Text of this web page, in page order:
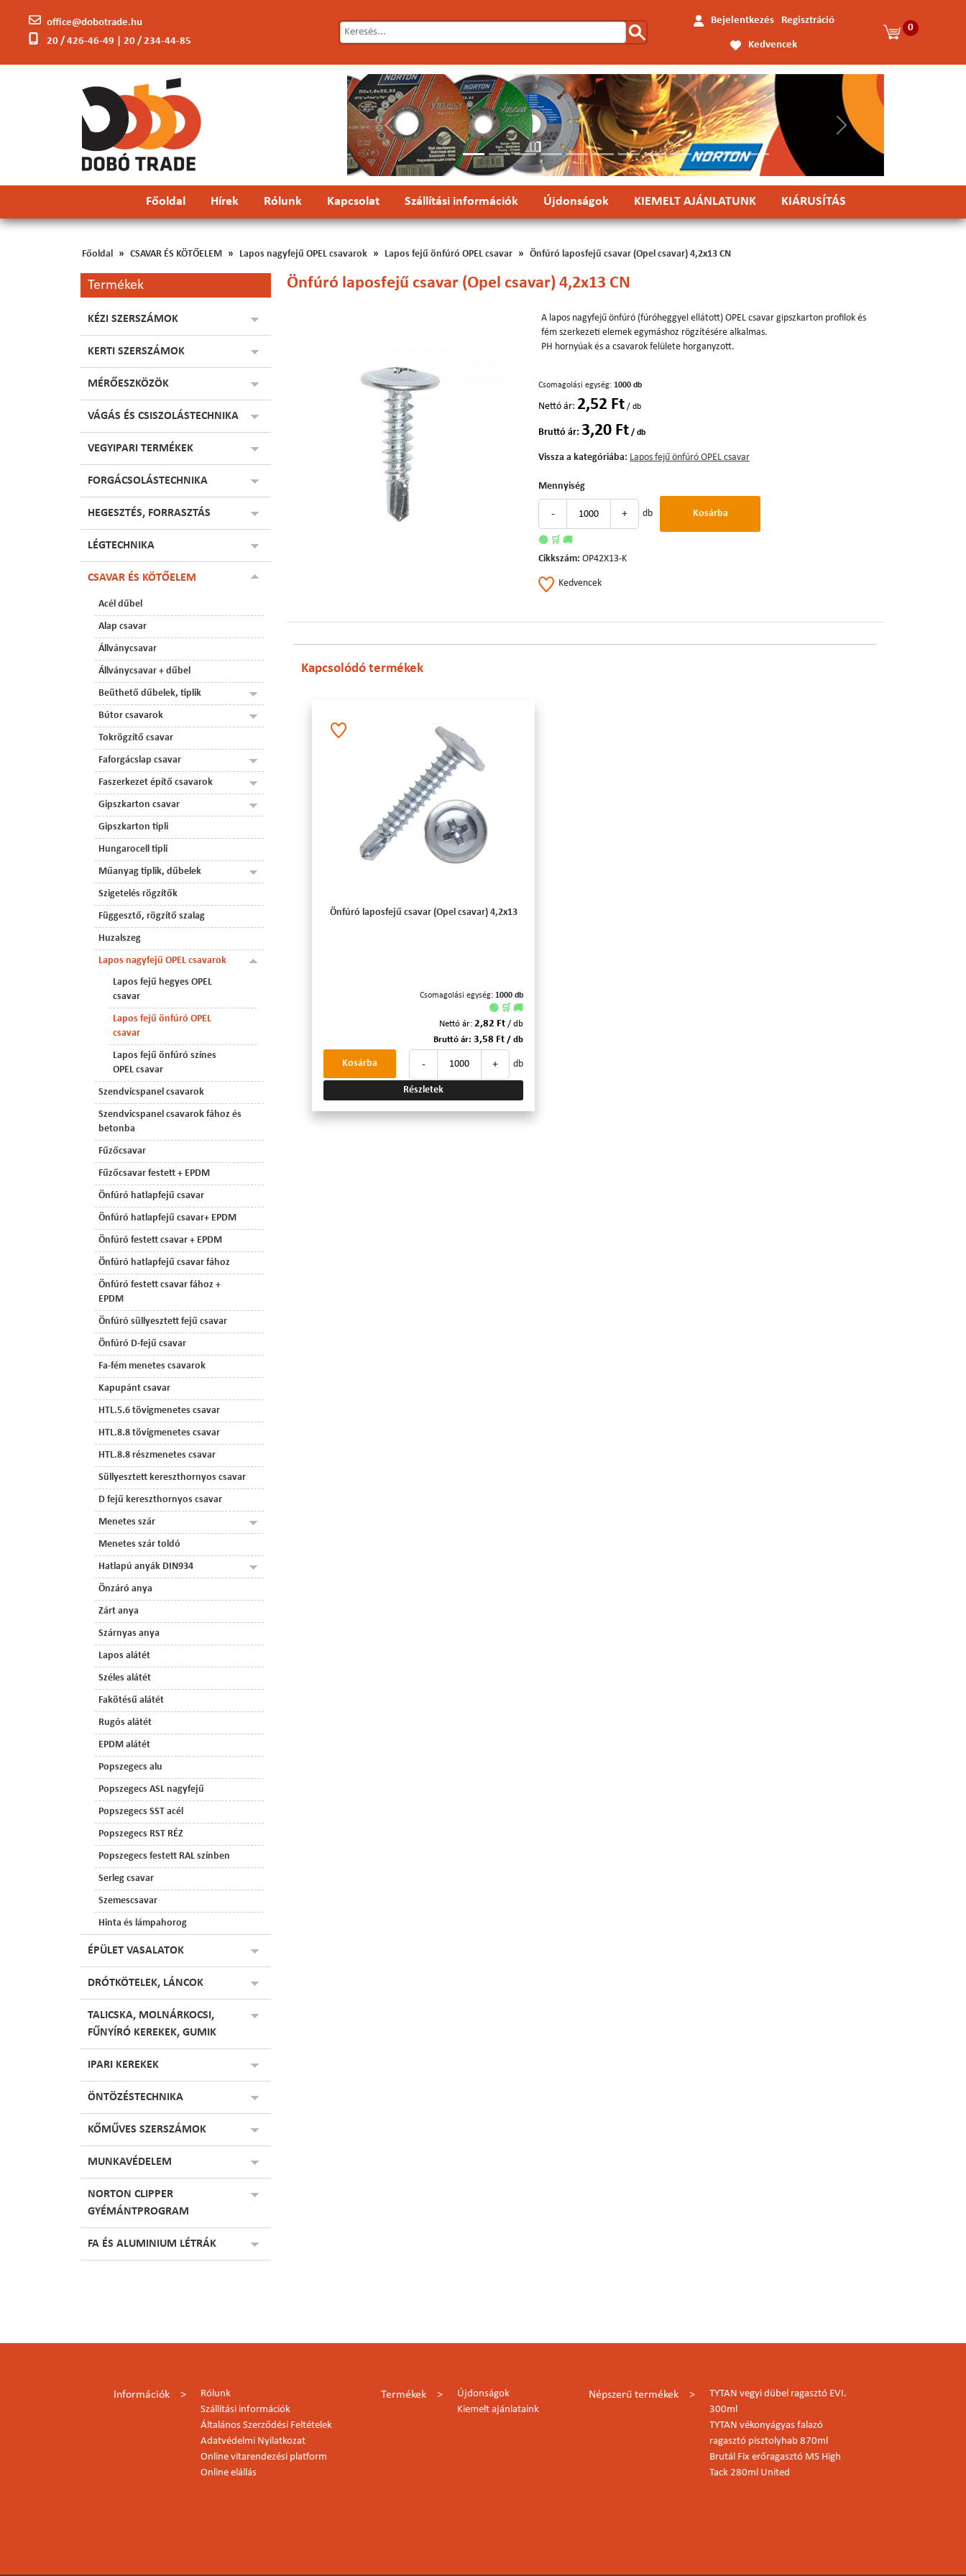
office@dobotrade.hu
20 / 426-46-49 | 20 / 234-44-85
Bejelentkezés Regisztráció
Kedvencek
0
Előző Következő
Főoldal Hírek Rólunk Kapcsolat Szállítási információk Újdonságok KIEMELT AJÁNLATUNK KIÁRUSÍTÁS
Főoldal CSAVAR ÉS KÖTŐELEM Lapos nagyfejű OPEL csavarok Lapos fejű önfúró OPEL csavar Önfúró laposfejű csavar (Opel csavar) 4,2x13 CN
Termékek
KÉZI SZERSZÁMOK
KERTI SZERSZÁMOK
MÉRŐESZKÖZÖK
VÁGÁS ÉS CSISZOLÁSTECHNIKA
VEGYIPARI TERMÉKEK
FORGÁCSOLÁSTECHNIKA
HEGESZTÉS, FORRASZTÁS
LÉGTECHNIKA
CSAVAR ÉS KÖTŐELEM
Acél dűbel
Alap csavar
Állványcsavar
Állványcsavar + dűbel
Beüthető dűbelek, tiplik
Bútor csavarok
Tokrögzítő csavar
Faforgácslap csavar
Faszerkezet építő csavarok
Gipszkarton csavar
Gipszkarton tipli
Hungarocell tipli
Műanyag tiplik, dűbelek
Szigetelés rögzítők
Függesztő, rögzítő szalag
Huzalszeg
Lapos nagyfejű OPEL csavarok
Lapos fejű hegyes OPEL
csavar
Lapos fejű önfúró OPEL
csavar
Lapos fejű önfúró színes
OPEL csavar
Szendvicspanel csavarok
Szendvicspanel csavarok fához és
betonba
Fűzőcsavar
Fűzőcsavar festett + EPDM
Önfúró hatlapfejű csavar
Önfúró hatlapfejű csavar+ EPDM
Önfúró festett csavar + EPDM
Önfúró hatlapfejű csavar fához
Önfúró festett csavar fához +
EPDM
Önfúró süllyesztett fejű csavar
Önfúró D-fejű csavar
Fa-fém menetes csavarok
Kapupánt csavar
HTL.5.6 tövigmenetes csavar
HTL.8.8 tövigmenetes csavar
HTL.8.8 részmenetes csavar
Süllyesztett kereszthornyos csavar
D fejű kereszthornyos csavar
Menetes szár
Menetes szár toldó
Hatlapú anyák DIN934
Önzáró anya
Zárt anya
Szárnyas anya
Lapos alátét
Széles alátét
Fakötésű alátét
Rugós alátét
EPDM alátét
Popszegecs alu
Popszegecs ASL nagyfejű
Popszegecs SST acél
Popszegecs RST RÉZ
Popszegecs festett RAL színben
Serleg csavar
Szemescsavar
Hinta és lámpahorog
ÉPÜLET VASALATOK
DRÓTKÖTELEK, LÁNCOK
TALICSKA, MOLNÁRKOCSI,
FŰNYÍRÓ KEREKEK, GUMIK
IPARI KEREKEK
ÖNTÖZÉSTECHNIKA
KŐMŰVES SZERSZÁMOK
MUNKAVÉDELEM
NORTON CLIPPER
GYÉMÁNTPROGRAM
FA ÉS ALUMINIUM LÉTRÁK
Önfúró laposfejű csavar (Opel csavar) 4,2x13 CN
A lapos nagyfejű önfúró (fúróheggyel ellátott) OPEL csavar gipszkarton profilok és
fém szerkezeti elemek egymáshoz rögzítésére alkalmas.
PH hornyúak és a csavarok felülete horganyzott.
Csomagolási egység: 1000 db
Nettó ár: 2,52 Ft / db
Bruttó ár: 3,20 Ft / db
Vissza a kategóriába: Lapos fejű önfúró OPEL csavar
Mennyiség
- + db Kosárba
🟢 🛒 🚚
Cikkszám: OP42X13-K
Kedvencek
Kapcsolódó termékek
Önfúró laposfejű csavar (Opel csavar) 4,2x13
Csomagolási egység: 1000 db
🟢 🛒 🚚
Nettó ár: 2,82 Ft / db
Bruttó ár: 3,58 Ft / db
- + db
Kosárba
Részletek
Információk
Rólunk
Szállítási információk
Általános Szerződési Feltételek
Adatvédelmi Nyilatkozat
Online vitarendezési platform
Online elállás
Termékek
Újdonságok
Kiemelt ajánlataink
Népszerű termékek
TYTAN vegyi dübel ragasztó EVI.
300ml
TYTAN vékonyágyas falazó
ragasztó pisztolyhab 870ml
Brutál Fix erőragasztó MS High
Tack 280ml United